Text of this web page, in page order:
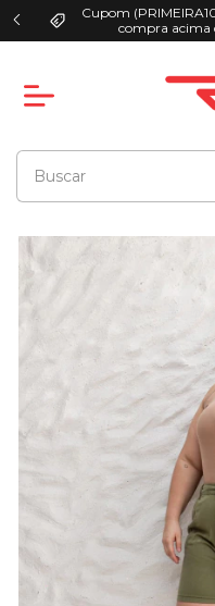
Cupom
compra acima